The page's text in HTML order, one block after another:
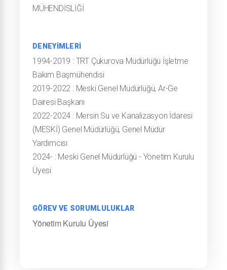
MÜHENDİSLİĞİ
DENEYİMLERİ
1994-2019 : TRT Çukurova Müdürlüğü İşletme
Bakım Başmühendisi
2019-2022 : Meski Genel Müdürlüğü, Ar-Ge
Dairesi Başkanı
2022-2024 : Mersin Su ve Kanalizasyon İdaresi
(MESKİ) Genel Müdürlüğü, Genel Müdür
Yardımcısı
2024- : Meski Genel Müdürlüğü - Yönetim Kurulu
Üyesi
GÖREV VE SORUMLULUKLAR
Yönetim Kurulu Üyesi